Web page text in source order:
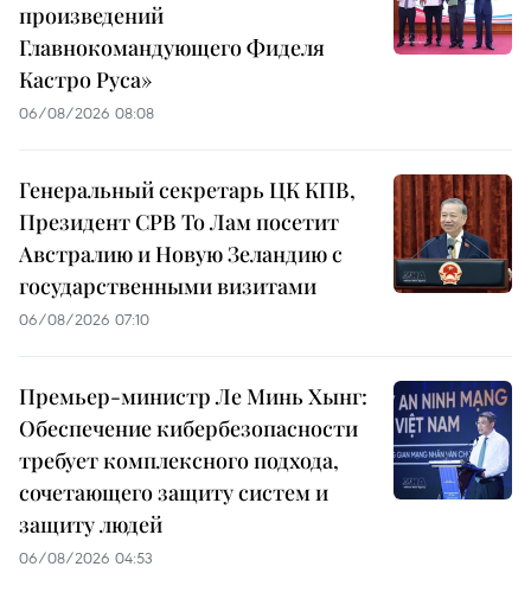
произведений
Главнокомандующего Фиделя
Кастро Руса»
06/08/2026 08:08
Генеральный секретарь ЦК КПВ,
Президент СРВ То Лам посетит
Австралию и Новую Зеландию с
государственными визитами
06/08/2026 07:10
Премьер-министр Ле Минь Хынг:
Обеспечение кибербезопасности
требует комплексного подхода,
сочетающего защиту систем и
защиту людей
06/08/2026 04:53